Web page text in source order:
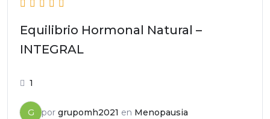
Equilibrio Hormonal Natural –
INTEGRAL
1
G por grupomh2021 en Menopausia